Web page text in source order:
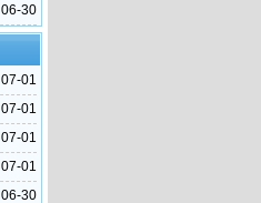
06-30
07-01
07-01
07-01
07-01
06-30